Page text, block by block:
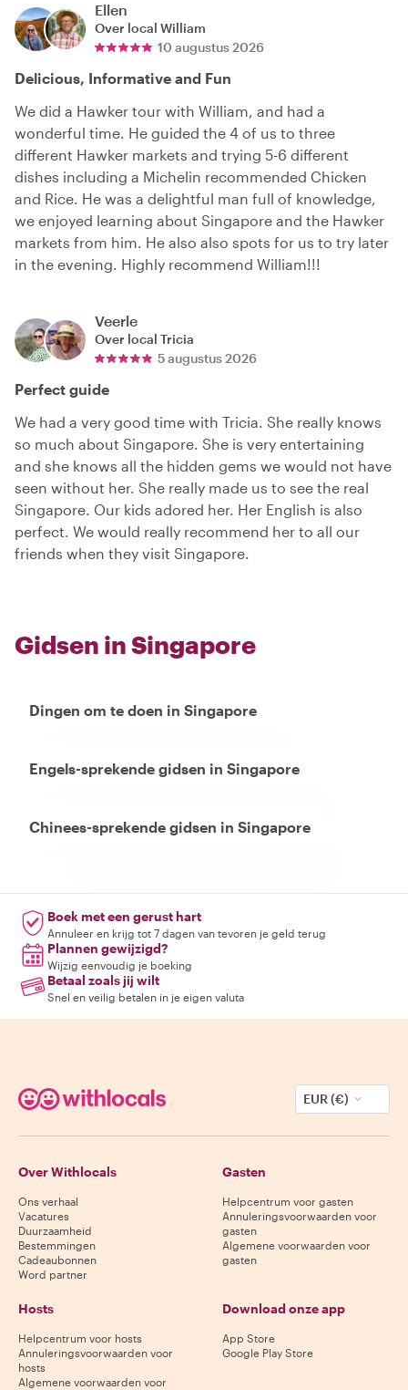
Ellen
Over local William
10 augustus 2026
Delicious, Informative and Fun
We did a Hawker tour with William, and had a
wonderful time. He guided the 4 of us to three
different Hawker markets and trying 5-6 different
dishes including a Michelin recommended Chicken
and Rice. He was a delightful man full of knowledge,
we enjoyed learning about Singapore and the Hawker
markets from him. He also also spots for us to try later
in the evening. Highly recommend William!!!
Veerle
Over local Tricia
5 augustus 2026
Perfect guide
We had a very good time with Tricia. She really knows
so much about Singapore. She is very entertaining
and she knows all the hidden gems we would not have
seen without her. She really made us to see the real
Singapore. Our kids adored her. Her English is also
perfect. We would really recommend her to all our
friends when they visit Singapore.
Gidsen in Singapore
Dingen om te doen in Singapore
Engels-sprekende gidsen in Singapore
Chinees-sprekende gidsen in Singapore
Boek met een gerust hart
Annuleer en krijg tot 7 dagen van tevoren je geld terug
Plannen gewijzigd?
Wijzig eenvoudig je boeking
Betaal zoals jij wilt
Snel en veilig betalen in je eigen valuta
EUR (€)
Over Withlocals
Ons verhaal
Vacatures
Duurzaamheid
Bestemmingen
Cadeaubonnen
Word partner
Gasten
Helpcentrum voor gasten
Annuleringsvoorwaarden voor
gasten
Algemene voorwaarden voor
gasten
Hosts
Helpcentrum voor hosts
Annuleringsvoorwaarden voor
hosts
Algemene voorwaarden voor
Download onze app
App Store
Google Play Store